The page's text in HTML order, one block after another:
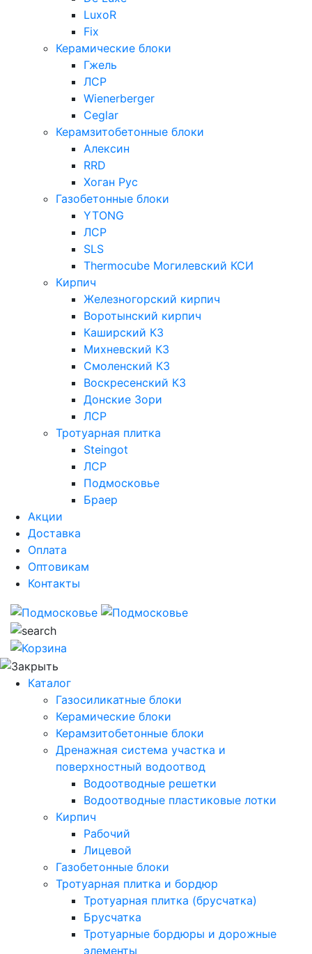
LuxoR
Fix
Керамические блоки
Гжель
ЛСР
Wienerberger
Ceglar
Керамзитобетонные блоки
Алексин
RRD
Хоган Рус
Газобетонные блоки
YTONG
ЛСР
SLS
Thermocube Могилевский КСИ
Кирпич
Железногорский кирпич
Воротынский кирпич
Каширский КЗ
Михневский КЗ
Смоленский КЗ
Воскресенский КЗ
Донские Зори
ЛСР
Тротуарная плитка
Steingot
ЛСР
Подмосковье
Браер
Акции
Доставка
Оплата
Оптовикам
Контакты
Каталог
Газосиликатные блоки
Керамические блоки
Керамзитобетонные блоки
Дренажная система участка и
поверхностный водоотвод
Водоотводные решетки
Водоотводные пластиковые лотки
Кирпич
Рабочий
Лицевой
Газобетонные блоки
Тротуарная плитка и бордюр
Тротуарная плитка (брусчатка)
Брусчатка
Тротуарные бордюры и дорожные
элементы